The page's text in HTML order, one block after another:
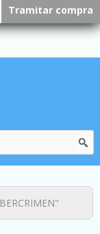
Tramitar compra